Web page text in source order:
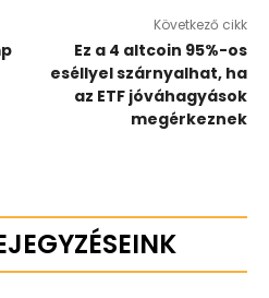
Következő cikk
Ez a 4 altcoin 95%-os
eséllyel szárnyalhat, ha
az ETF jóváhagyások
megérkeznek